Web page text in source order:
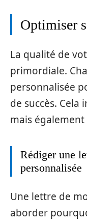
Optimiser
La qualité de
primordiale.
personnalisée
de succès. Cela
mais
Rédiger une
personnalisée
Une lettre de
aborder